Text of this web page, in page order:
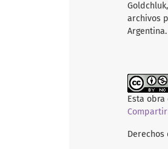
archivos
Argentina.
Esta
Derechos